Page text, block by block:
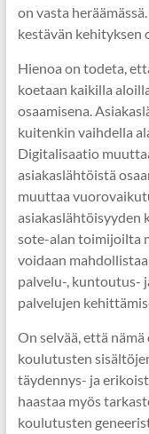
on vasta
kestävän kehityksen
Hienoa on todeta,
koetaan kaikilla
osaamisena.
kuitenkin vaihdella
Digitalisaatio
asiakaslähtöistä
muuttaa
asiakaslähtöisyyden
sote-alan toimijoilta
voidaan
palvelu-, kuntoutus-
palvelujen
On selvää, että
koulutusten
täydennys- ja
haastaa myös
koulutusten